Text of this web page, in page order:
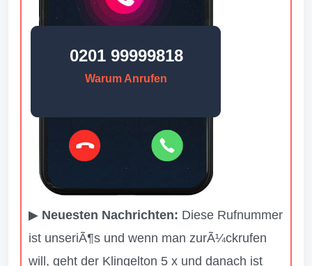
0201 99999818
Warum Anrufen
▶ Neuesten Nachrichten: Diese Rufnummer
ist unseriÃ¶s und wenn man zurÃ¼ckrufen
will, geht der Klingelton 5 x und danach ist